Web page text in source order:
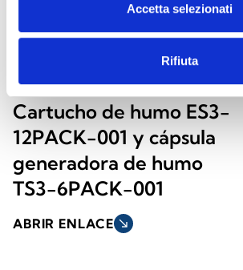
Accetta selezionati
Rifiuta
Cartucho de humo ES3-
12PACK-001 y cápsula
generadora de humo
TS3-6PACK-001
ABRIR ENLACE south_east